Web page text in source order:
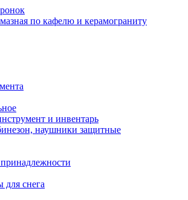
по кафелю и керамограниту
и инвентарь
наушники защитные
для снега